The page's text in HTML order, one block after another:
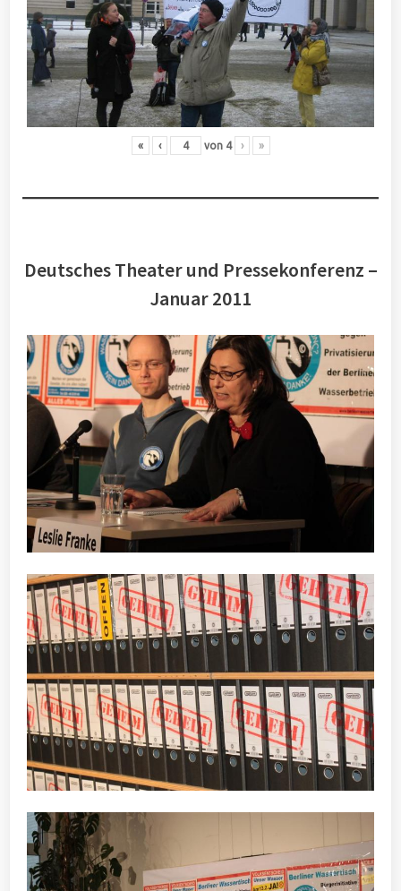
« ‹ von 4 › »
Deutsches Theater und Pressekonferenz –
Januar 2011